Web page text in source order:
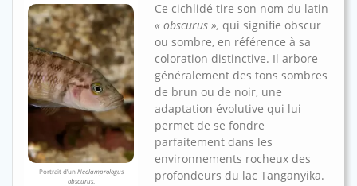
Portrait d’unNeolamprologus
obscurus.
Ce cichlidé tire son nom du latin
« obscurus », qui signifie obscur
ou sombre, en référence à sa
coloration distinctive. Il arbore
généralement des tons sombres
de brun ou de noir, une
adaptation évolutive qui lui
permet de se fondre
parfaitement dans les
environnements rocheux des
profondeurs du lac Tanganyika.